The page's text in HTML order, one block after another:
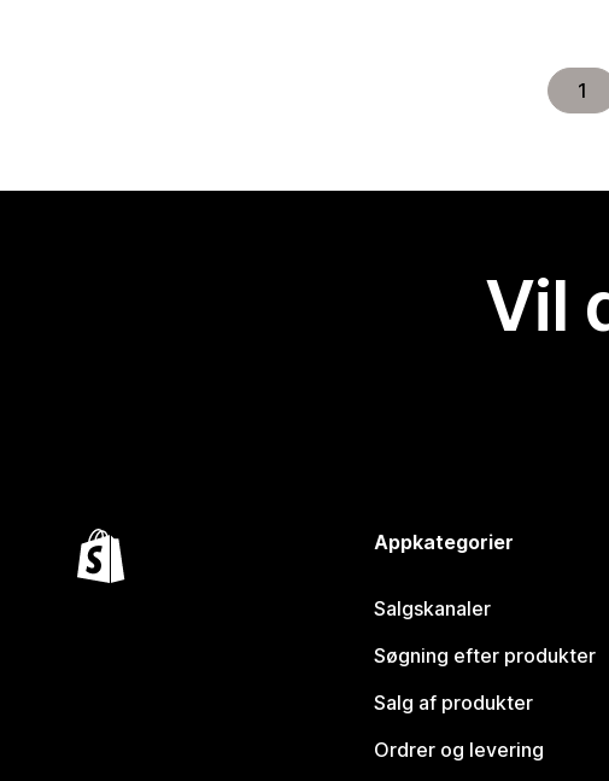
1
Vil
Appkategorier
Salgskanaler
Søgning efter produkter
Salg af produkter
Ordrer og levering